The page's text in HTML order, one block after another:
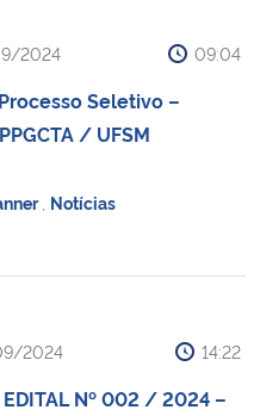
2024 09:04
Seletivo –
/ UFSM
Notícias
2024 14:22
Nº 002 / 2024 –